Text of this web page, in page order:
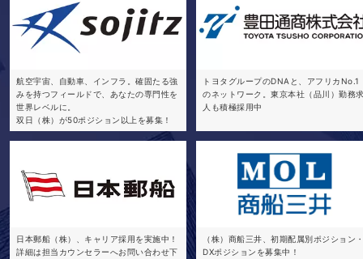
航空宇宙、自動車、インフラ。確固たる強
みを持つフィールドで、あなたの専門性を
世界レベルに。
双日（株）が50ポジション以上を募集！
トヨタグループのDNAと、アフリカNo.1
のネットワーク。東京本社（品川）勤務
人も積極採用中
日本郵船（株）、キャリア採用を実施中！
詳細は担当カウンセラーへお問い合わせ下
（株）商船三井、初期配属別ポジション
DXポジションを募集中！